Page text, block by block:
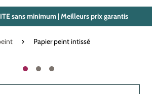
sans minimum | Meilleurs prix garantis
Papier peint intissé